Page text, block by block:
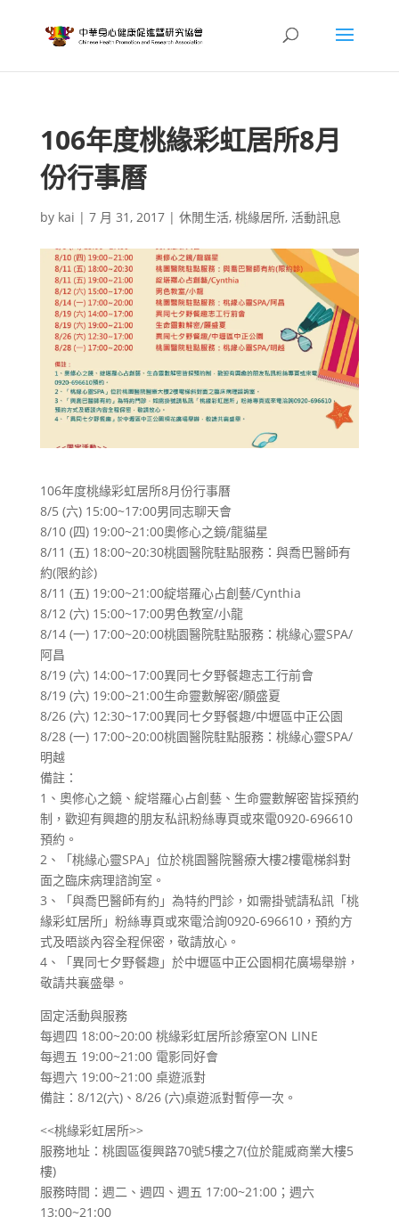
106年度桃緣彩虹居所8月
份行事曆
by kai | 7 月 31, 2017| 休閒生活, 桃緣居所, 活動訊息
106年度桃緣彩虹居所8月份行事曆
8/5 (六) 15:00~17:00男同志聊天會
8/10 (四) 19:00~21:00奧修心之鏡/龍貓星
8/11 (五) 18:00~20:30桃園醫院駐點服務：與喬巴醫師有
約(限約診)
8/11 (五) 19:00~21:00綻塔羅心占創藝/Cynthia
8/12 (六) 15:00~17:00男色教室/小龍
8/14 (一) 17:00~20:00桃園醫院駐點服務：桃緣心靈SPA/
阿昌
8/19 (六) 14:00~17:00異同七夕野餐趣志工行前會
8/19 (六) 19:00~21:00生命靈數解密/願盛夏
8/26 (六) 12:30~17:00異同七夕野餐趣/中壢區中正公園
8/28 (一) 17:00~20:00桃園醫院駐點服務：桃緣心靈SPA/
明越
備註：
1、奧修心之鏡、綻塔羅心占創藝、生命靈數解密皆採預約
制，歡迎有興趣的朋友私訊粉絲專頁或來電0920-696610
預約。
2、「桃緣心靈SPA」位於桃園醫院醫療大樓2樓電梯斜對
面之臨床病理諮詢室。
3、「與喬巴醫師有約」為特約門診，如需掛號請私訊「桃
緣彩虹居所」粉絲專頁或來電洽詢0920-696610，預約方
式及晤談內容全程保密，敬請放心。
4、「異同七夕野餐趣」於中壢區中正公園桐花廣場舉辦，
敬請共襄盛舉。
固定活動與服務
每週四 18:00~20:00 桃緣彩虹居所診療室ON LINE
每週五 19:00~21:00 電影同好會
每週六 19:00~21:00 桌遊派對
備註：8/12(六)、8/26 (六)桌遊派對暫停一次。
<<桃緣彩虹居所>>
服務地址：桃園區復興路70號5樓之7(位於龍威商業大樓5
樓)
服務時間：週二、週四、週五 17:00~21:00；週六
13:00~21:00